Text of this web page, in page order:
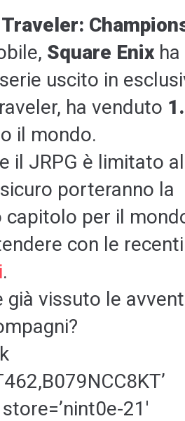
Square Enixha
uscito in
ha venduto
il mondo.
il JRPG è limitato
porteranno la
capitolo per il
con le recenti
.
vissuto le
21′